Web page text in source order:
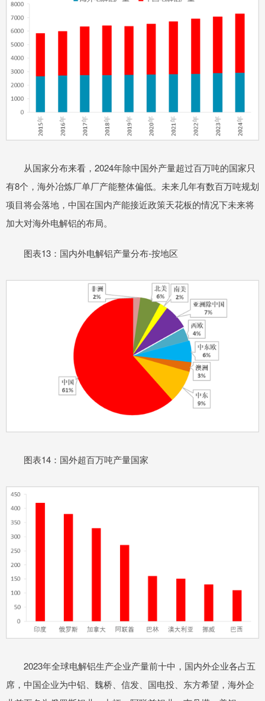
从国家分布来看，2024年除中国外产量超过百万吨的国家只
有8个，海外冶炼厂单厂产能整体偏低。未来几年有数百万吨规划
项目将会落地，中国在国内产能接近政策天花板的情况下未来将
加大对海外电解铝的布局。
图表13：国内外电解铝产量分布-按地区
图表14：国外超百万吨产量国家
2023年全球电解铝生产企业产量前十中，国内外企业各占五
席，中国企业为中铝、魏桥、信发、国电投、东方希望，海外企